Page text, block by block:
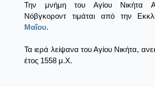
Την μνήμη του Αγίου Νικήτα
Νόβγκοροντ τιμάται από την
Μαΐου.
Τα ιερά λείψανα του Αγίου Νικήτα,
έτος 1558 μ.Χ.